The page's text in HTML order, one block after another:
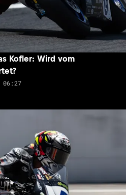
Kofler: Wird vom